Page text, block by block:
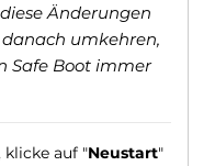
Änderungen
umkehren,
Safe Boot immer
auf "Neustart"